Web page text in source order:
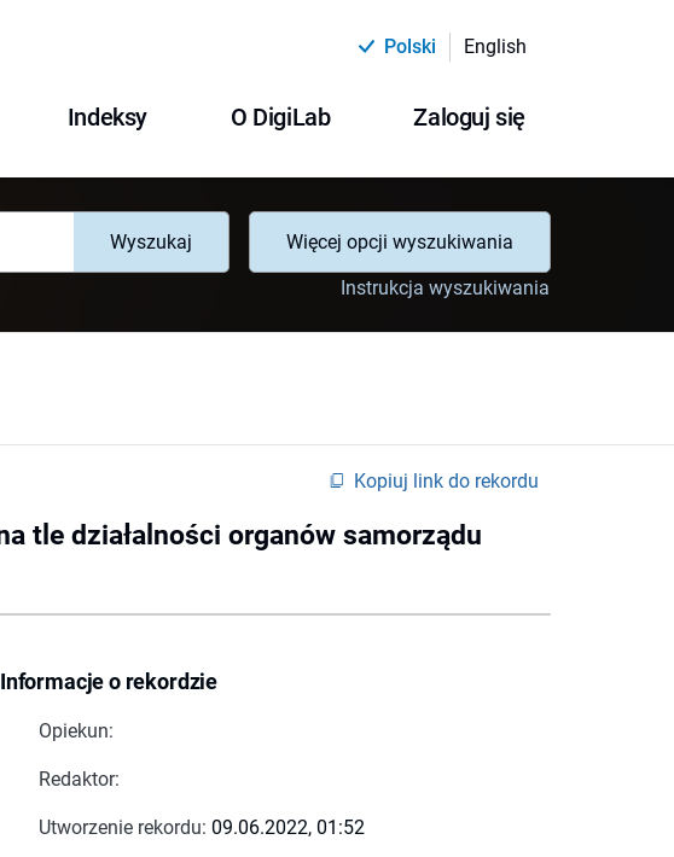
Polski English
Indeksy O DigiLab Zaloguj się
Wyszukaj
Więcej opcji wyszukiwania
Instrukcja wyszukiwania
Kopiuj link do rekordu
tle działalności organów samorządu
Informacje o rekordzie
Opiekun:
Redaktor:
Utworzenie rekordu: 09.06.2022, 01:52